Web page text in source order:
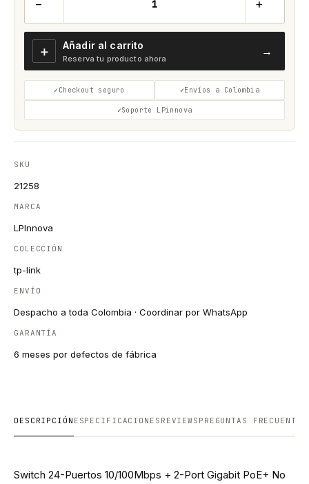
− +
＋ Añadir al carrito
Reserva tu producto ahora
→
Checkout seguro Envíos a Colombia
Soporte LPinnova
SKU
21258
MARCA
LPInnova
COLECCIÓN
tp-link
ENVÍO
Despacho a toda Colombia · Coordinar por WhatsApp
GARANTÍA
6 meses por defectos de fábrica
DESCRIPCIÓN ESPECIFICACIONES REVIEWS PREGUNTAS FRECUENTES
Switch 24-Puertos 10/100Mbps + 2-Port Gigabit PoE+ No